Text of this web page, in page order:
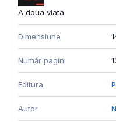
A doua viata
Dimensiune
Număr pagini
Editura
Autor